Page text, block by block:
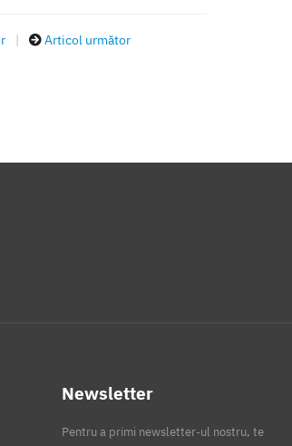
| Articol următor
Newsletter
Pentru a primi newsletter-ul nostru, te